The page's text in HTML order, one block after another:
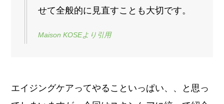
せて全般的に見直すことも大切です。
Maison KOSEより引用
エイジングケアってやることいっぱい、、と思っ